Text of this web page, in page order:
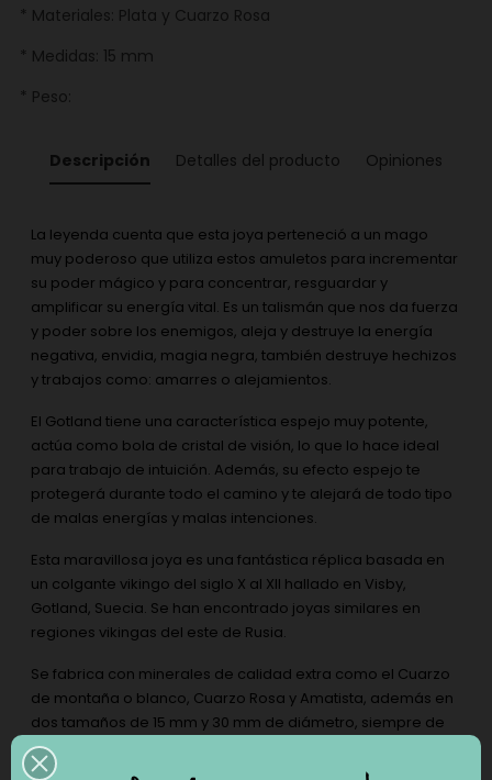
* Materiales: Plata y Cuarzo Rosa
* Medidas: 15 mm
* Peso:
Descripción Detalles del producto Opiniones
La leyenda cuenta que esta joya perteneció a un mago
muy poderoso que utiliza estos amuletos para incrementar
su poder mágico y para concentrar, resguardar y
amplificar su energía vital. Es un talismán que nos da fuerza
y poder sobre los enemigos, aleja y destruye la energía
negativa, envidia, magia negra, también destruye hechizos
y trabajos como: amarres o alejamientos.
El Gotland tiene una característica espejo muy potente,
actúa como bola de cristal de visión, lo que lo hace ideal
para trabajo de intuición. Además, su efecto espejo te
protegerá durante todo el camino y te alejará de todo tipo
de malas energías y malas intenciones.
Esta maravillosa joya es una fantástica réplica basada en
un colgante vikingo del siglo X al XII hallado en Visby,
Gotland, Suecia. Se han encontrado joyas similares en
regiones vikingas del este de Rusia.
Se fabrica con minerales de calidad extra como el Cuarzo
de montaña o blanco, Cuarzo Rosa y Amatista, además en
dos tamaños de 15 mm y 30 mm de diámetro, siempre de
forma artesanal y en material de plata de 1ª Ley.